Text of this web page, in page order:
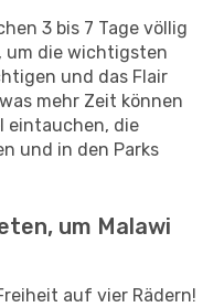
3 bis 7 Tage völlig
um die wichtigsten
und das Flair
mehr Zeit können
eintauchen, die
und in den Parks
um Malawi
auf vier Rädern!